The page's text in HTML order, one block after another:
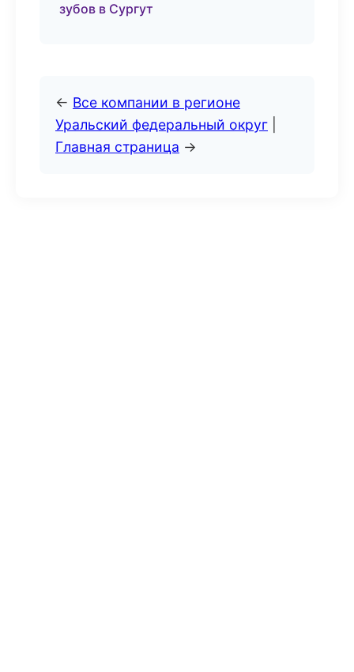
зубов в Сургут
← Все компании в регионе
Уральский федеральный округ
Главная страница →